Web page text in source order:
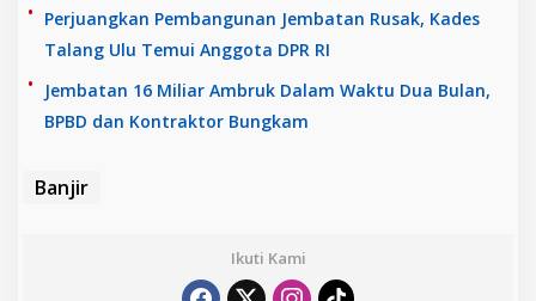
Perjuangkan Pembangunan Jembatan Rusak, Kades
Talang Ulu Temui Anggota DPR RI
Jembatan 16 Miliar Ambruk Dalam Waktu Dua Bulan,
BPBD dan Kontraktor Bungkam
Banjir
Ikuti Kami